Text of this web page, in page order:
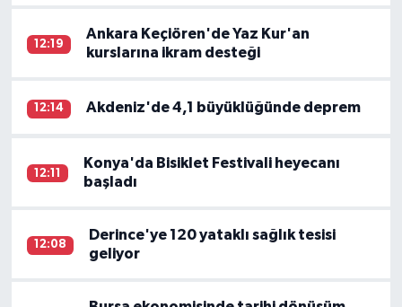
12:19
Ankara Keçiören'de Yaz Kur'an
kurslarına ikram desteği
12:14 Akdeniz'de 4,1 büyüklüğünde deprem
12:11
Konya'da Bisiklet Festivali heyecanı
başladı
12:08
Derince'ye 120 yataklı sağlık tesisi
geliyor